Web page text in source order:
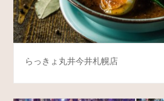
らっきょ丸井今井札幌店